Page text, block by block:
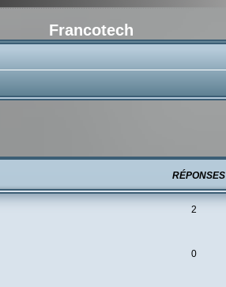
Francotech
RÉPONSES
2
0